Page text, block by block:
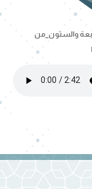
والستون_من